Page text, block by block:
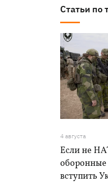
Статьи по
4 августа
Если не
вступить